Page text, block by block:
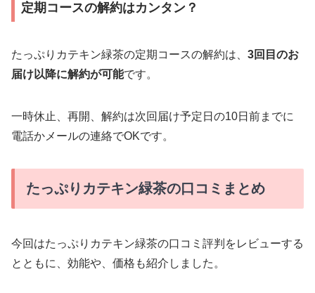
定期コースの解約はカンタン？
たっぷりカテキン緑茶の定期コースの解約は、 3回目のお
届け以降に解約が可能です。
一時休止、再開、解約は次回届け予定日の10日前までに
電話かメールの連絡でOKです。
たっぷりカテキン緑茶の口コミまとめ
今回はたっぷりカテキン緑茶の口コミ評判をレビューする
とともに、効能や、価格も紹介しました。